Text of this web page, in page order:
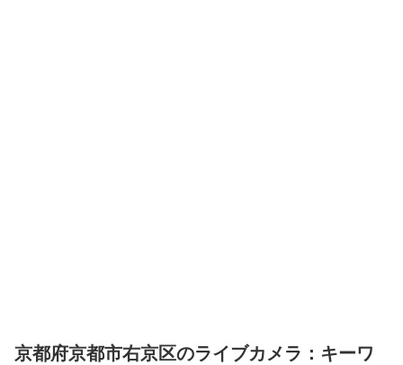
京都府京都市右京区のライブカメラ：キーワ